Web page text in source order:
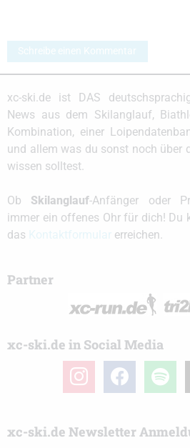
Schreibe einen Kommentar
xc-ski.de ist DAS
News aus dem Skilanglauf,
Kombination, einer
und allem was du sonst noch über
wissen solltest.
Ob Skilanglauf-Anfänger oder
immer ein offenes Ohr für dich! Du
das
erreichen.
Partner
xc-ski.de in Social Media
instagramfacebook spotify
xc-ski.de Newsletter